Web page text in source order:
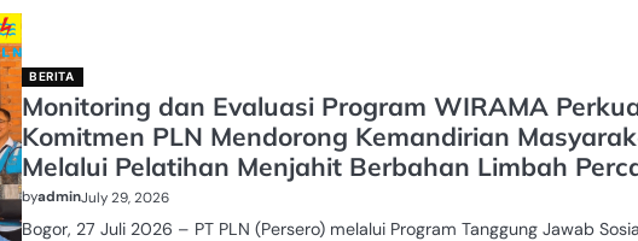
BERITA
Monitoring dan Evaluasi Program WIRAMA
Komitmen PLN Mendorong Kemandirian
Melalui Pelatihan Menjahit Berbahan Limbah
byadminJuly 29, 2026
Bogor, 27 Juli 2026 – PT PLN (Persero) melalui Program Tanggung Jawab